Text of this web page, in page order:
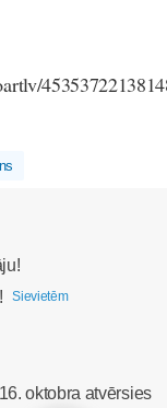
Sievietēm